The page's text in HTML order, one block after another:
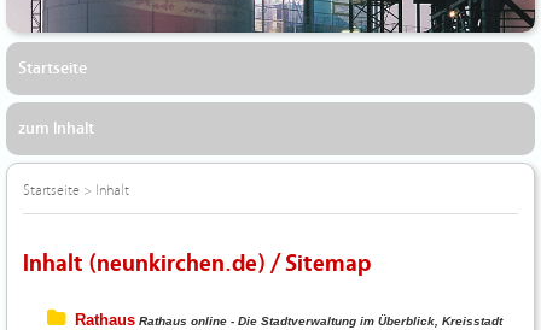
Startseite
zum Inhalt
Startseite > Inhalt
Inhalt (neunkirchen.de) / Sitemap
Rathaus Rathaus online - Die Stadtverwaltung im Überblick, Kreisstadt